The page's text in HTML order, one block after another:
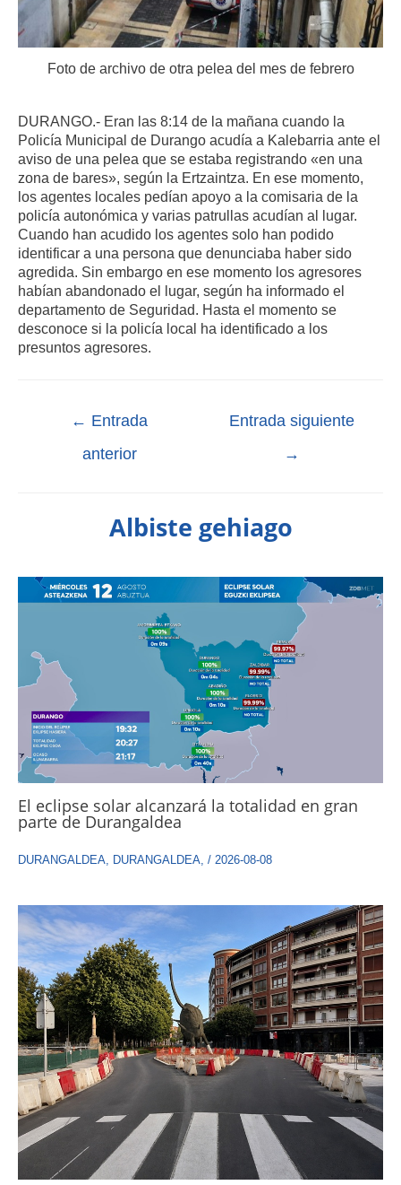
Foto de archivo de otra pelea del mes de febrero
DURANGO.- Eran las 8:14 de la mañana cuando la
Policía Municipal de Durango acudía a Kalebarria ante el
aviso de una pelea que se estaba registrando «en una
zona de bares», según la Ertzaintza. En ese momento,
los agentes locales pedían apoyo a la comisaria de la
policía autonómica y varias patrullas acudían al lugar.
Cuando han acudido los agentes solo han podido
identificar a una persona que denunciaba haber sido
agredida. Sin embargo en ese momento los agresores
habían abandonado el lugar, según ha informado el
departamento de Seguridad. Hasta el momento se
desconoce si la policía local ha identificado a los
presuntos agresores.
← Entrada
anterior
Entrada siguiente
→
Albiste gehiago
El eclipse solar alcanzará la totalidad en gran
parte de Durangaldea
DURANGALDEA DURANGALDEA / 2026-08-08